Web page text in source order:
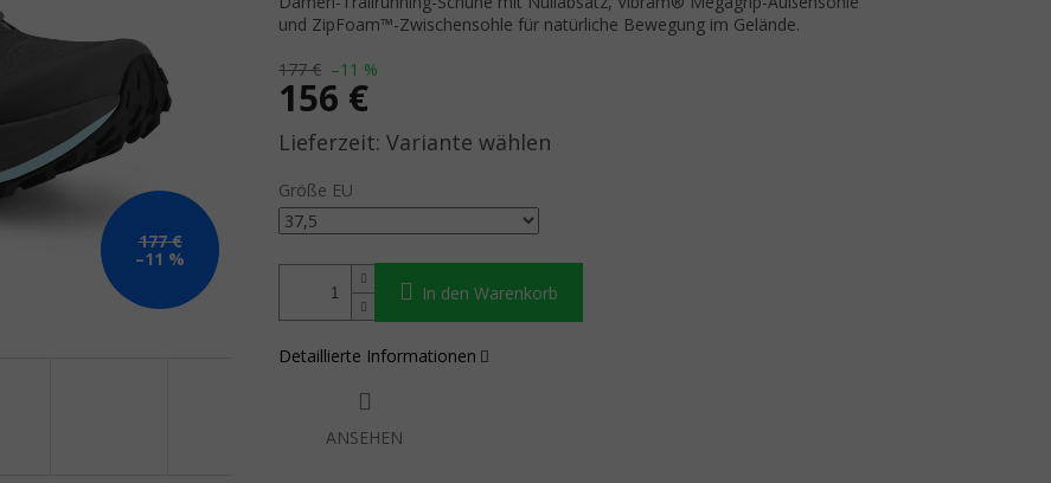
177 €
–11 %
177 € –11 %
156 €
Verkaufspreis: Variante wählen
Größe EU
In den Warenkorb
und ZipFoam™-Zwischensohle für natürliche Bewegung im Gelände.
Detaillierte Informationen
ANSEHEN